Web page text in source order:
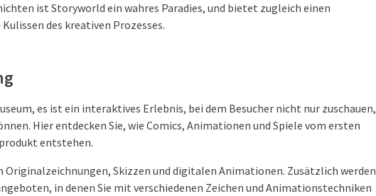
ist Storyworld ein wahres Paradies, und bietet zugleich einen
des kreativen Prozesses.
es ist ein interaktives Erlebnis, bei dem Besucher nicht nur zuschauen,
Hier entdecken Sie, wie Comics, Animationen und Spiele vom ersten
entstehen.
Originalzeichnungen, Skizzen und digitalen Animationen. Zusätzlich werden
in denen Sie mit verschiedenen Zeichen und Animationstechniken